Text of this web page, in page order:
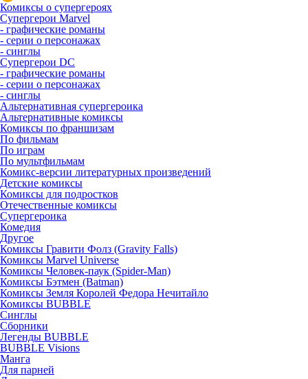
Комиксы о супергероях
Супергерои Marvel
- графические романы
- серии о персонажах
- синглы
Супергерои DC
- графические романы
- серии о персонажах
- синглы
Альтернативная супергероика
Альтернативные комиксы
Комиксы по франшизам
По фильмам
По играм
По мультфильмам
Комикс-версии литературных произведений
Детские комиксы
Комиксы для подростков
Отечественные комиксы
Супергероика
Комедия
Другое
Комиксы Гравити Фолз (Gravity Falls)
Комиксы Marvel Universe
Комиксы Человек-паук (Spider-Man)
Комиксы Бэтмен (Batman)
Комиксы Земля Королей Федора Нечитайло
Комиксы BUBBLE
Синглы
Сборники
Легенды BUBBLE
BUBBLE Visions
Манга
Для парней